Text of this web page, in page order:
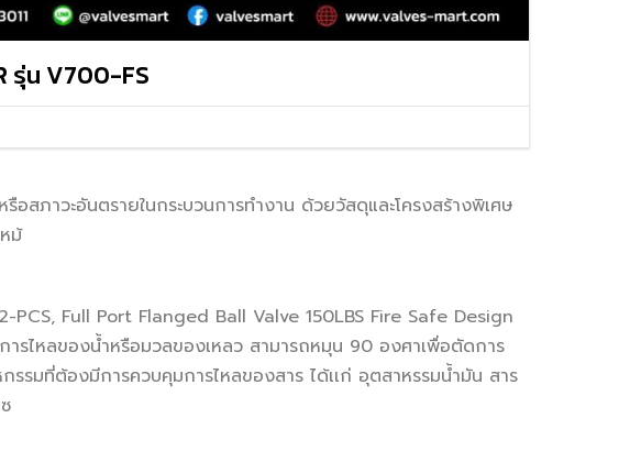
รุ่น V700-FS
สภาวะอันตรายในกระบวนการทำงาน ด้วยวัสดุและโครงสร้างพิเศษ
ม้
PCS, Full Port Flanged Ball Valve 150LBS Fire Safe Design
รไหลของน้ำหรือมวลของเหลว สามารถหมุน 90 องศาเพื่อตัดการ
รรมที่ต้องมีการควบคุมการไหลของสาร ได้เเก่ อุตสาหรรมน้ำมัน สาร